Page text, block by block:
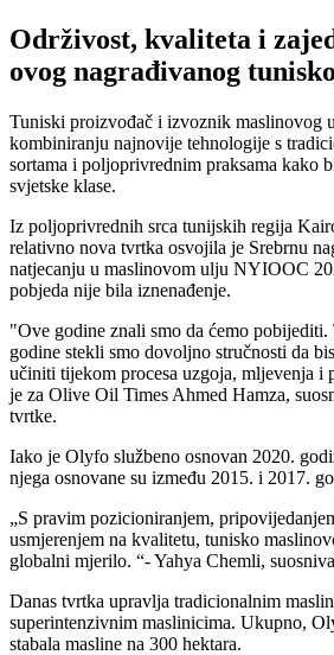
Održivost, kvaliteta i
ovog nagrađivanog
Tuniski proizvođač i izvoznik maslinovog
kombiniranju najnovije tehnologije s
sortama i poljoprivrednim praksama kako
svjetske klase.
Iz poljoprivrednih srca tunijskih regija
relativno nova tvrtka osvojila je Srebrnu
natjecanju u maslinovom ulju NYIOOC
pobjeda nije bila iznenađenje.
"Ove godine znali smo da ćemo
godine stekli smo dovoljno stručnosti da
učiniti tijekom procesa uzgoja, mljevenja i
je za Olive Oil Times Ahmed Hamza,
tvrtke.
Iako je Olyfo službeno osnovan 2020.
njega osnovane su između 2015. i 2017.
S pravim pozicioniranjem,
usmjerenjem na kvalitetu, tunisko
globalni mjerilo.
- Yahya Chemli,
Danas tvrtka upravlja tradicionalnim
superintenzivnim maslinicima. Ukupno,
stabala masline na 300 hektara.